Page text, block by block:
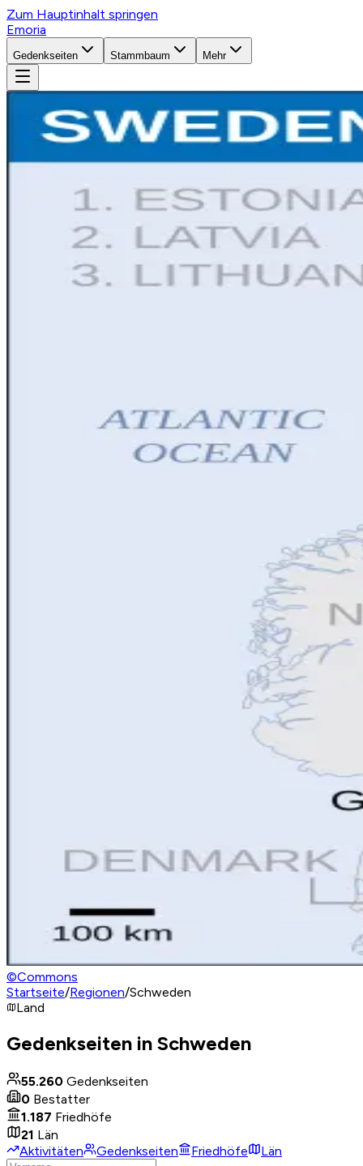
Zum Hauptinhalt springen
Emoria
Gedenkseiten Stammbaum Mehr
©Commons
Startseite/Regionen/Schweden
Land
Gedenkseiten in Schweden
55.260 Gedenkseiten
0 Bestatter
1.187 Friedhöfe
21 Län
Aktivitäten
Gedenkseiten Friedhöfe Län